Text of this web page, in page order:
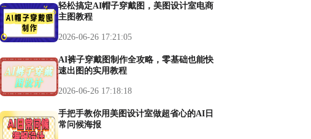
轻松搞定AI帽子穿戴图，美图设计室电商
主图教程
2026-06-26 17:21:05
AI裤子穿戴图制作全攻略，零基础也能快
速出图的实用教程
2026-06-26 17:18:18
手把手教你用美图设计室做超省心的AI日
常问候海报